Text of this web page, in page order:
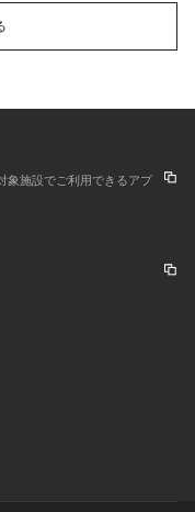
象施設でご利用できるアプ